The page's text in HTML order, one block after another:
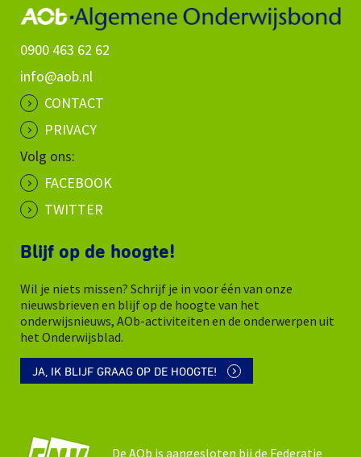
0900 463 62 62
info@aob.nl
CONTACT
PRIVACY
Volg ons:
FACEBOOK
TWITTER
Blijf op de hoogte!
Wil je niets missen? Schrijf je in voor één van onze
nieuwsbrieven en blijf op de hoogte van het
onderwijsnieuws, AOb-activiteiten en de onderwerpen uit
het Onderwijsblad.
JA, IK BLIJF GRAAG OP DE HOOGTE!
De AOb is aangesloten bij de Federatie